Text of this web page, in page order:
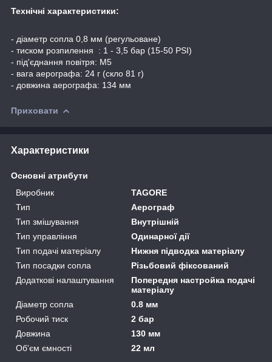
Технічні характеристики:
- діаметр сопла 0,8 мм (регульоване)
- тиском розпилення : 1 - 3,5 бар (15-50 PSI)
- під'єднання повітря: M5
- вага аерографа: 24 г (скло 81 г)
- довжина аерографа: 134 мм
Приховати
Характеристики
Основні атрибути
Виробник
TAGORE
Тип
Аерограф
Тип змішування
Внутрішній
Тип управління
Одинарної дії
Тип подачі матеріалу
Нижня підводка матеріалу
Тип посадки сопла
Різьбовий фіксований
Додаткові налаштування
Попередня настройка подачі
матеріалу
Діаметр сопла
0.8 мм
Робочий тиск
2 бар
Довжина
130 мм
Об'єм ємності
22 мл